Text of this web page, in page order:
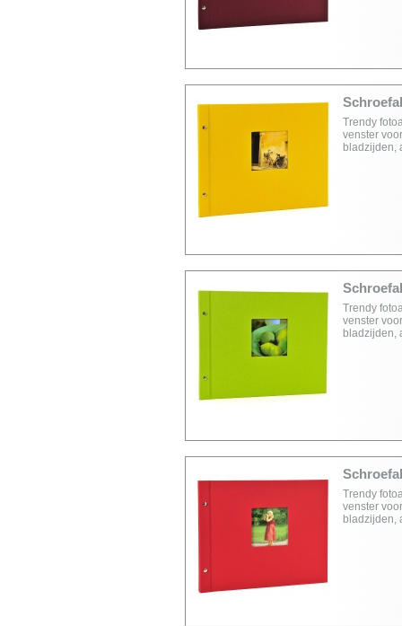
Trendy
venster
bladzijden,
Trendy
venster
bladzijden,
Trendy
venster
bladzijden,